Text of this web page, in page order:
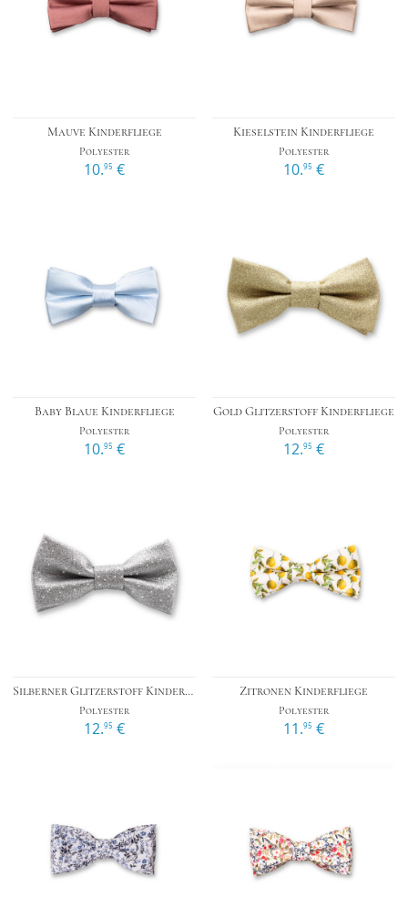
Mauve Kinderfliege
Polyester
10.95 €
Kieselstein Kinderfliege
Polyester
10.95 €
Baby Blaue Kinderfliege
Polyester
10.95 €
Gold Glitzerstoff Kinderfliege
Polyester
12.95 €
Silberner Glitzerstoff Kinderfliege
Polyester
12.95 €
Zitronen Kinderfliege
Polyester
11.95 €